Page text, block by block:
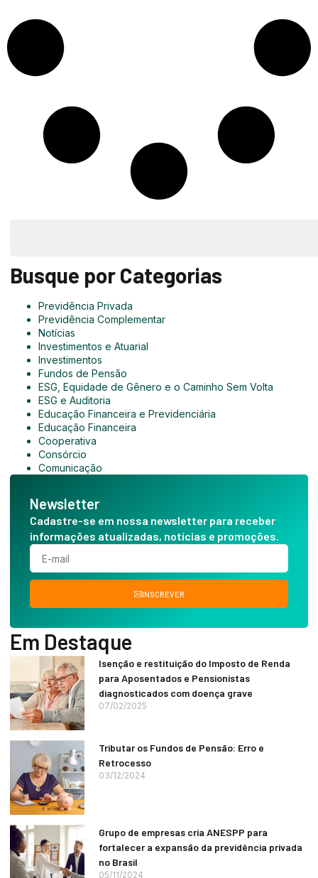
Busque por Categorias
Previdência Privada
Previdência Complementar
Notícias
Investimentos e Atuarial
Investimentos
Fundos de Pensão
ESG, Equidade de Gênero e o Caminho Sem Volta
ESG e Auditoria
Educação Financeira e Previdenciária
Educação Financeira
Cooperativa
Consórcio
Comunicação
Newsletter
Cadastre-se em nossa newsletter para receber
informações atualizadas, notícias e promoções.
INSCREVER
Em Destaque
Isenção e restituição do Imposto de Renda
para Aposentados e Pensionistas
diagnosticados com doença grave
07/02/2025
Tributar os Fundos de Pensão: Erro e
Retrocesso
03/12/2024
Grupo de empresas cria ANESPP para
fortalecer a expansão da previdência privada
no Brasil
05/11/2024